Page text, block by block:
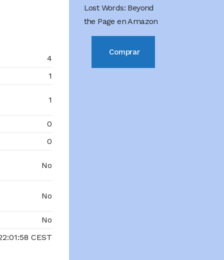
4
1
1
0
0
No
No
No
CEST
Lost Words: Beyond
the Page en Amazon
Comprar